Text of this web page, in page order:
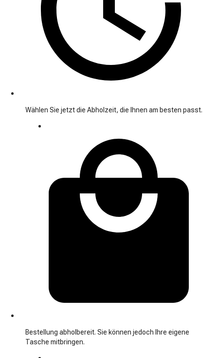
Wählen Sie jetzt die Abholzeit, die Ihnen am besten passt.
Bestellung abholbereit. Sie können jedoch Ihre eigene
Tasche mitbringen.